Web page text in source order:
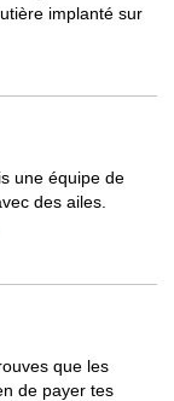
implanté sur
une équipe de
des ailes.
que les
de payer tes